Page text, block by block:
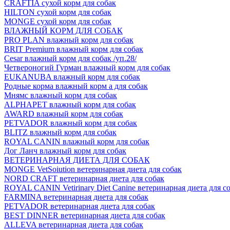
CRAFTIA сухой корм для собак
HILTON сухой корм для собак
MONGE сухой корм для собак
ВЛАЖНЫЙ КОРМ ДЛЯ СОБАК
PRO PLAN влажный корм для собак
BRIT Premium влажный корм для собак
Cesar влажный корм для собак /уп.28/
Четвероногий Гурман влажный корм для собак
EUKANUBA влажный корм для собак
Родные корма влажный корм а для собак
Мнямс влажный корм для собак
ALPHAPET влажный корм для собак
AWARD влажный корм для собак
PETVADOR влажный корм для собак
BLITZ влажный корм для собак
ROYAL CANIN влажный корм для собак
Дог Ланч влажный корм для собак
ВЕТЕРИНАРНАЯ ДИЕТА ДЛЯ СОБАК
MONGE VetSoiution ветеринарная диета для собак
NORD CRAFT ветеринарная диета для собак
ROYAL CANIN Vetirinary Diet Canine ветеринарная диета для
FARMINA ветеринарная диета для собак
PETVADOR ветеринарная диета для собак
BEST DINNER ветеринарная диета для собак
ALLEVA ветеринарная диета для собак